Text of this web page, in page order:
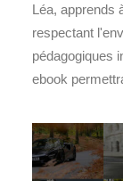
Léa, apprends
respectant
pédagogiques
ebook